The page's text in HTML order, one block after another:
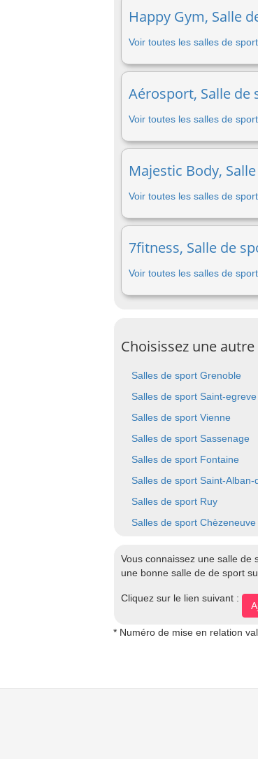
Happy Gym, Salle
Voir toutes les salles de
Aérosport, Salle de
Voir toutes les salles de
Majestic Body,
Voir toutes les salles de
7fitness, Salle de
Voir toutes les salles de
Choisissez une
Salles de sport Grenoble
Salles de sport Saint-egreve
Salles de sport Vienne
Salles de sport Sassenage
Salles de sport Fontaine
Salles de sport Saint-Alban-
Salles de sport Ruy
Salles de sport Chèzeneuve
Vous connaissez une salle de
une bonne salle de de sport
Cliquez sur le lien suivant :
* Numéro de mise en relation